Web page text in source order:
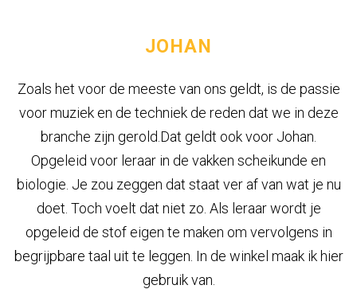
JOHAN
Zoals het voor de meeste van ons geldt, is de passie
voor muziek en de techniek de reden dat we in deze
branche zijn gerold.Dat geldt ook voor Johan.
Opgeleid voor leraar in de vakken scheikunde en
biologie. Je zou zeggen dat staat ver af van wat je nu
doet. Toch voelt dat niet zo. Als leraar wordt je
opgeleid de stof eigen te maken om vervolgens in
begrijpbare taal uit te leggen. In de winkel maak ik hier
gebruik van.